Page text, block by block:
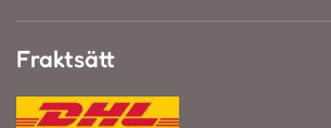
Fraktsätt